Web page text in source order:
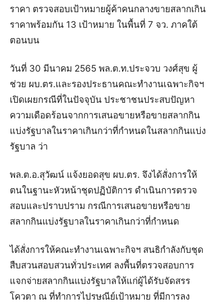
ราคา ตรวจสอบเป้าหมายผู้ค้าคนกลางขายสลากเกิน
ราคาพร้อมกัน 13 เป้าหมาย ในพื้นที่ 7 จว. ภาคใต้
ตอนบน
วันที่ 30 มีนาคม 2565 พล.ต.ท.ประจวบ วงศ์สุข ผู้
ช่วย ผบ.ตร.และรองประธานคณะทำงานเฉพาะกิจฯ
เปิดเผยกรณีที่ในปัจจุบัน ประชาชนประสบปัญหา
ความเดือดร้อนจากการเสนอขายหรือขายสลากกิน
แบ่งรัฐบาลในราคาเกินกว่าที่กำหนดในสลากกินแบ่ง
รัฐบาล ว่า
พล.ต.อ.สุวัฒน์ แจ้งยอดสุข ผบ.ตร. จึงได้สั่งการให้
ตนในฐานะหัวหน้าชุดปฏิบัติการ ดำเนินการตรวจ
สอบและปราบปราม กรณีการเสนอขายหรือขาย
สลากกินแบ่งรัฐบาลในราคาเกินกว่าที่กำหนด
ได้สั่งการให้คณะทำงานเฉพาะกิจฯ สนธิกำลังกับชุด
สืบสวนสอบสวนทั่วประเทศ ลงพื้นที่ตรวจสอบการ
แจกจ่ายสลากกินแบ่งรัฐบาลให้แก่ผู้ได้รับจัดสรร
โควตา ณ ที่ทำการไปรษณีย์เป้าหมาย ที่มีการลง